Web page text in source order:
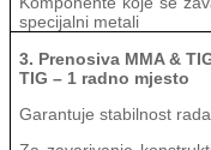
specijalni metali
3. Prenosiva MMA &
TIG – 1 radno mjesto
Garantuje stabilnost